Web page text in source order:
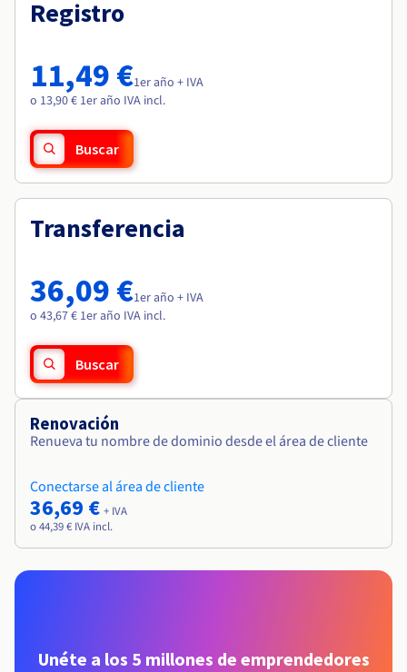
Precios
Roadmap & Changelog
Observabilidad
Roadmap y Changelog
Roadmap & Changelog
Roadmap & Changelog
Roadmap & Changelog
Registro
11,49 €1er año + IVA
o 13,90 € 1er año IVA incl.
Buscar
Transferencia
36,09 €1er año + IVA
o 43,67 € 1er año IVA incl.
Buscar
Renovación
Renueva tu nombre de dominio desde el área de cliente
Conectarse al área de cliente
36,69 € + IVA
o 44,39 € IVA incl.
Unéte a los 5 millones de emprendedores